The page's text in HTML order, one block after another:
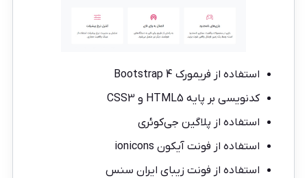
استفاده از فریمورک Bootstrap 4
کدنویسی بر پایه HTML5 و CSS3
استفاده از پلاگین جی‌کوئری
استفاده از فونت آیکون ionicons
استفاده از فونت زیبای ایران سنس